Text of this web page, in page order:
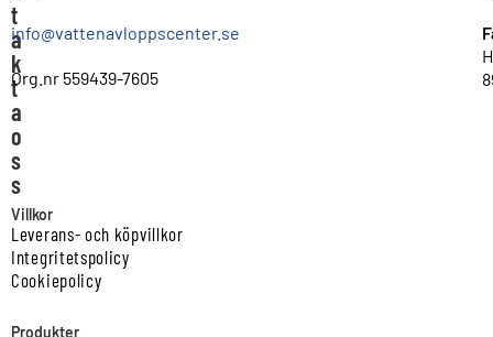
t
a
k
t
a
o
s
s
info@vattenavloppscenter.se
Org.nr 559439-7605
Villkor
Leverans- och köpvillkor
Integritetspolicy
Cookiepolicy
Produkter